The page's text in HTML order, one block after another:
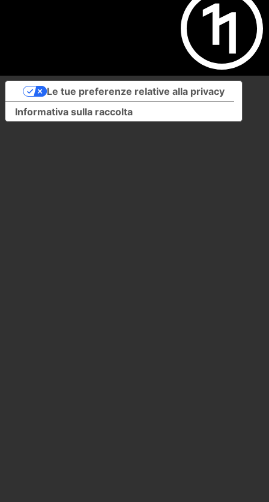
Informativa sulla raccolta
Le tue preferenze relative alla privacy